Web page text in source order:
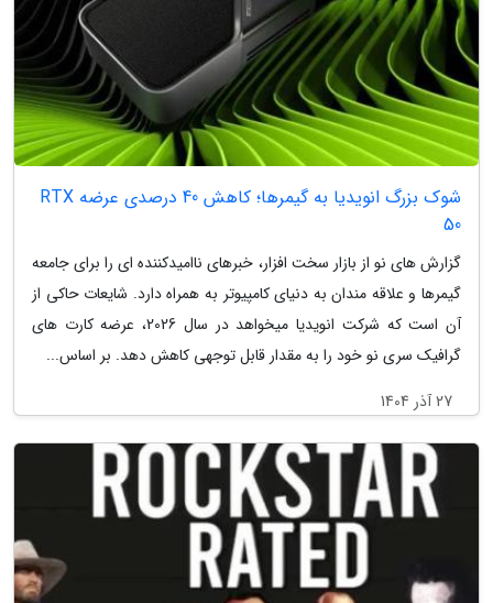
شوک بزرگ انویدیا به گیمرها؛ کاهش 40 درصدی عرضه RTX
50
گزارش های نو از بازار سخت افزار، خبرهای ناامیدکننده ای را برای جامعه
گیمرها و علاقه مندان به دنیای کامپیوتر به همراه دارد. شایعات حاکی از
آن است که شرکت انویدیا میخواهد در سال 2026، عرضه کارت های
گرافیک سری نو خود را به مقدار قابل توجهی کاهش دهد. بر اساس...
27 آذر 1404